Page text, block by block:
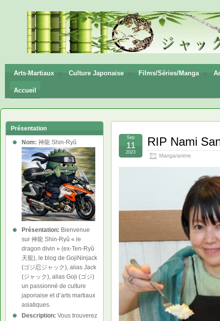
神龍
Shin-
Ryū
Arts-Martiaux Culture Japonaise Films/Séries/Manga
Accueil
RIP Nami
Manga/anime
Sep
11
2023
Présentation
Nom: 神龍 Shin-Ryû
Présentation: Bienvenue
sur 神龍 Shin-Ryû « le
dragon divin » (ex-Ten-Ryû
天龍), le blog de GojiNinjack
(ゴジ忍ジャック), alias Jack
(ジャック), alias Goji (ゴジ)
un passionné de culture
japonaise et d’arts martiaux
asiatiques.
Description: Vous trouverez